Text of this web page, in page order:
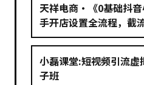
天祥电商·《0基础抖
手开店设置全流程，截
小磊课堂:短视频引流
子班